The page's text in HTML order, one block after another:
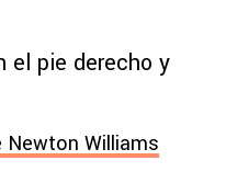
el pie derecho y
Williams